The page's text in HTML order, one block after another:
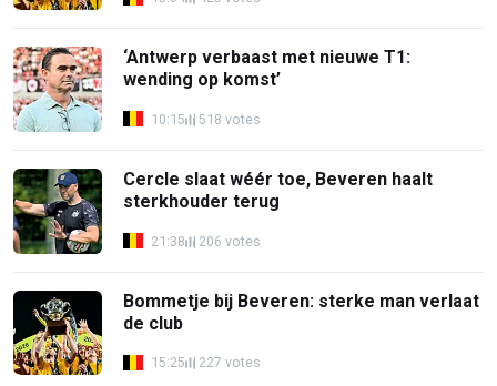
‘Antwerp verbaast met nieuwe T1:
wending op komst’
10:15 518 votes
Cercle slaat wéér toe, Beveren haalt
sterkhouder terug
21:38 206 votes
Bommetje bij Beveren: sterke man verlaat
de club
15:25 227 votes